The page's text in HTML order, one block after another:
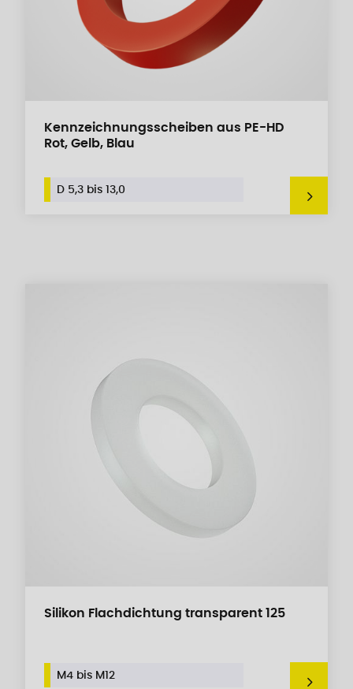
Kennzeichnungsscheiben aus PE-HD
Rot, Gelb, Blau
D 5,3 bis 13,0
Silikon Flachdichtung transparent 125
M4 bis M12